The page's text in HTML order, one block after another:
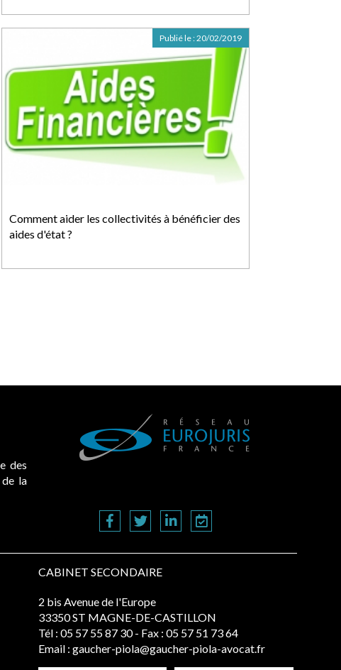
Comment aider les collectivités à bénéficier des
aides d'état ?
Publié le :20/02/2019
des
la
CABINET SECONDAIRE
2 bis Avenue de l'Europe
33350 ST MAGNE-DE-CASTILLON
Tél : 05 57 55 87 30 - Fax : 05 57 51 73 64
Email : gaucher-piola@gaucher-piola-avocat.fr